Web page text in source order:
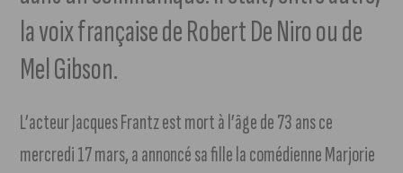
la voix française de Robert De Niro ou de
Mel Gibson.
L’acteur Jacques Frantz est mort à l’âge de 73 ans ce
mercredi 17 mars, a annoncé sa fille la comédienne Marjorie